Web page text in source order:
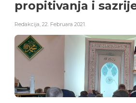
propitivanja i
Redakcija, 22. Februara 2021.